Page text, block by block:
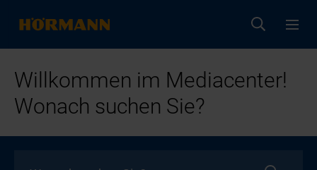
Willkommen im Mediacenter!
Wonach suchen Sie?